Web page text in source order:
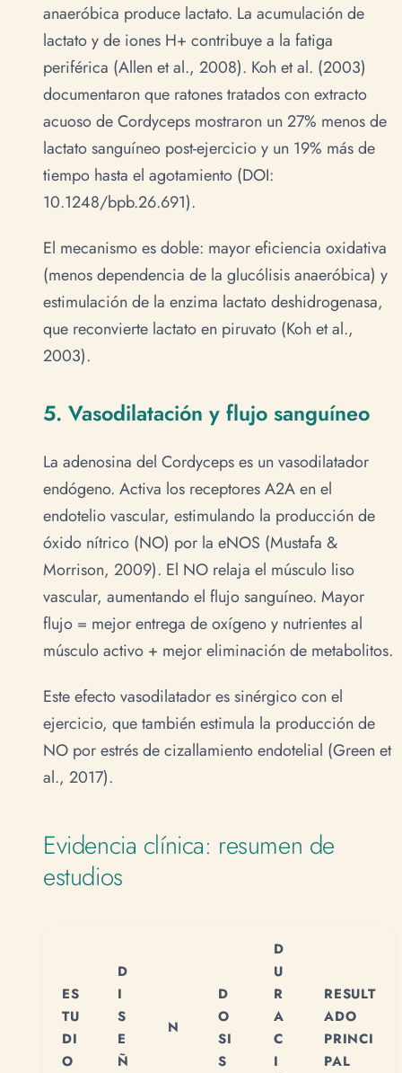
anaeróbica produce lactato. La acumulación de
lactato y de iones H+ contribuye a la fatiga
periférica (Allen et al., 2008). Koh et al. (2003)
documentaron que ratones tratados con extracto
acuoso de Cordyceps mostraron un 27% menos de
lactato sanguíneo post-ejercicio y un 19% más de
tiempo hasta el agotamiento (DOI:
10.1248/bpb.26.691).
El mecanismo es doble: mayor eficiencia oxidativa
(menos dependencia de la glucólisis anaeróbica) y
estimulación de la enzima lactato deshidrogenasa,
que reconvierte lactato en piruvato (Koh et al.,
2003).
5. Vasodilatación y flujo sanguíneo
La adenosina del Cordyceps es un vasodilatador
endógeno. Activa los receptores A2A en el
endotelio vascular, estimulando la producción de
óxido nítrico (NO) por la eNOS (Mustafa &
Morrison, 2009). El NO relaja el músculo liso
vascular, aumentando el flujo sanguíneo. Mayor
flujo = mejor entrega de oxígeno y nutrientes al
músculo activo + mejor eliminación de metabolitos.
Este efecto vasodilatador es sinérgico con el
ejercicio, que también estimula la producción de
NO por estrés de cizallamiento endotelial (Green et
al., 2017).
Evidencia clínica: resumen de
estudios
ES
TU
DI
O
D
I
S
E
Ñ
N
D
O
SI
S
D
U
R
A
C
I
RESULT
ADO
PRINCI
PAL